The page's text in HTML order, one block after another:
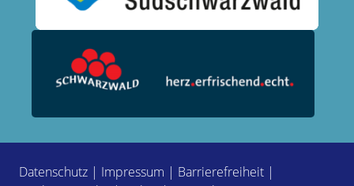
Datenschutz | Impressum | Barrierefreiheit |